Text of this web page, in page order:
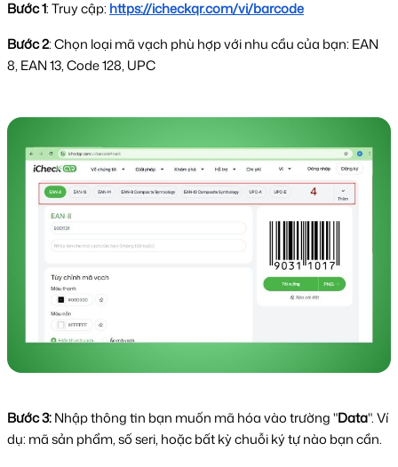
Bước 1: Truy cập: https://icheckqr.com/vi/barcode
Bước 2: Chọn loại mã vạch phù hợp với nhu cầu của bạn: EAN
8, EAN 13, Code 128, UPC
Bước 3:Nhập thông tin bạn muốn mã hóa vào trường "Data". Ví
dụ: mã sản phẩm, số seri, hoặc bất kỳ chuỗi ký tự nào bạn cần.​